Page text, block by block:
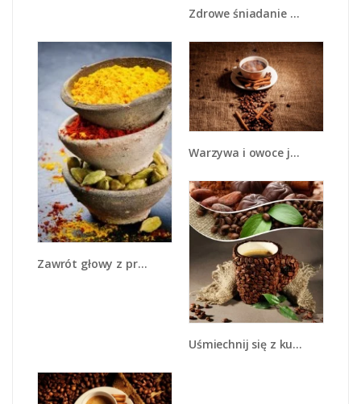
Zdrowe śniadanie dla zakochanych - JN240
Zawrót głowy z przyprawami - JN550
Warzywa i owoce jesienią - JN711
Uśmiechnij się z kubkiem kawy - JN612